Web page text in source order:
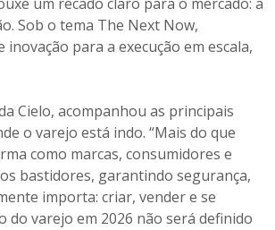
Sob o tema The Next Now,
para a execução em escala,
Cielo, acompanhou as principais
o varejo está indo. “Mais do que
como marcas, consumidores e
bastidores, garantindo segurança,
importa: criar, vender e se
do varejo em 2026 não será definido